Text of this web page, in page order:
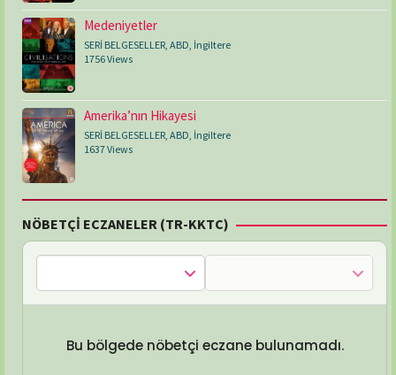
Medeniyetler
SERİ BELGESELLER ABD İngiltere
1756 Views
Amerika’nın Hikayesi
SERİ BELGESELLER, ABD, İngiltere
1637 Views
NÖBETÇİ ECZANELER (TR-KKTC)
Bu bölgede nöbetçi eczane bulunamadı.